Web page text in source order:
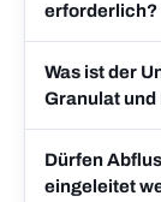
erforderlich?
Was ist der
Granulat
Dürfen
eingeleitet